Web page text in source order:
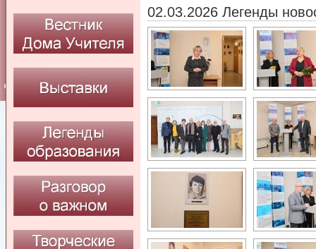
02.03.2026 Легенды